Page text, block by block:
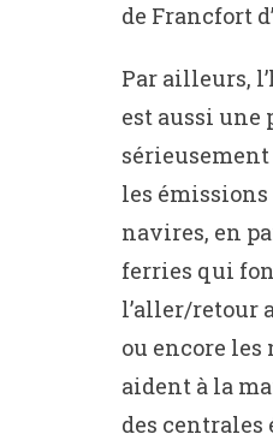
de Francfort
Par ailleurs,
est aussi une
les
navires, en
ferries qui
l’aller/retour
ou encore
aident à la
des centrales